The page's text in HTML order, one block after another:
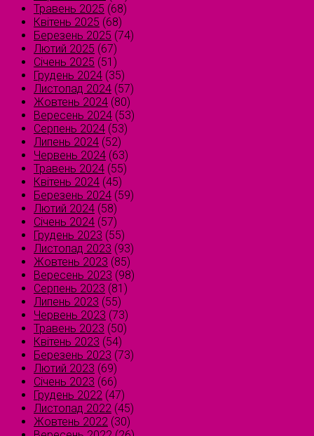
Травень 2025 (68)
Квітень 2025 (68)
Березень 2025 (74)
Лютий 2025 (67)
Січень 2025 (51)
Грудень 2024 (35)
Листопад 2024 (57)
Жовтень 2024 (80)
Вересень 2024 (53)
Серпень 2024 (53)
Липень 2024 (52)
Червень 2024 (63)
Травень 2024 (55)
Квітень 2024 (45)
Березень 2024 (59)
Лютий 2024 (58)
Січень 2024 (57)
Грудень 2023 (55)
Листопад 2023 (93)
Жовтень 2023 (85)
Вересень 2023 (98)
Серпень 2023 (81)
Липень 2023 (55)
Червень 2023 (73)
Травень 2023 (50)
Квітень 2023 (54)
Березень 2023 (73)
Лютий 2023 (69)
Січень 2023 (66)
Грудень 2022 (47)
Листопад 2022 (45)
Жовтень 2022 (30)